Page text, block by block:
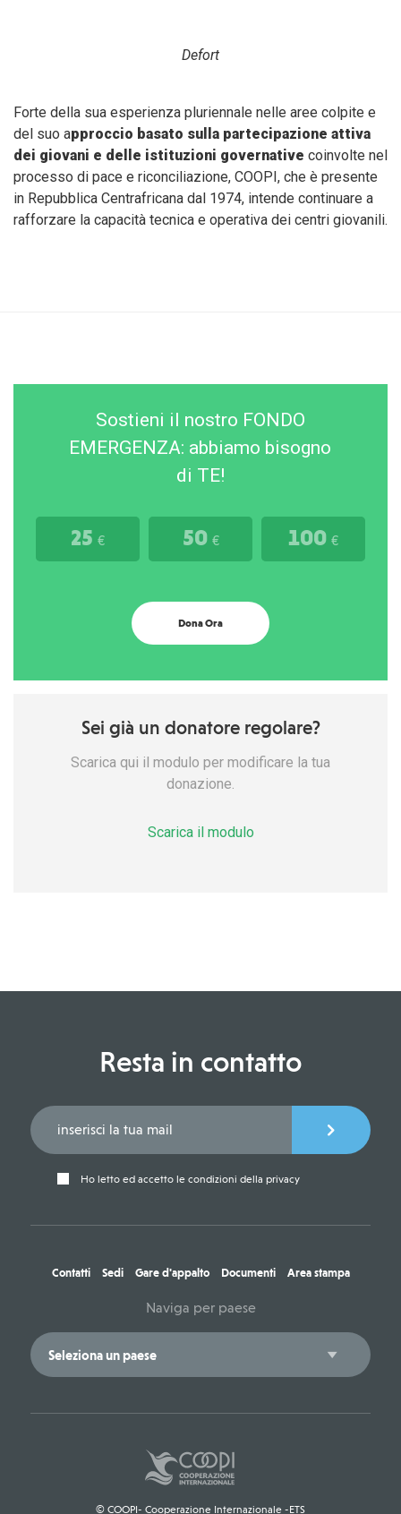
Defort
Forte della sua esperienza pluriennale nelle aree colpite e
del suo approccio basato sulla partecipazione attiva
dei giovani e delle istituzioni governative coinvolte nel
processo di pace e riconciliazione, COOPI, che è presente
in Repubblica Centrafricana dal 1974, intende continuare a
rafforzare la capacità tecnica e operativa dei centri giovanili.
Sostieni il nostro FONDO
EMERGENZA: abbiamo bisogno
di TE!
25 € 50 € 100 €
Dona Ora
Sei già un donatore regolare?
Scarica qui il modulo per modificare la tua
donazione.
Scarica il modulo
Resta in contatto
Ho letto ed accetto le condizioni della privacy
Contatti Sedi Gare d'appalto Documenti Area stampa
Naviga per paese
© COOPI- Cooperazione Internazionale -ETS